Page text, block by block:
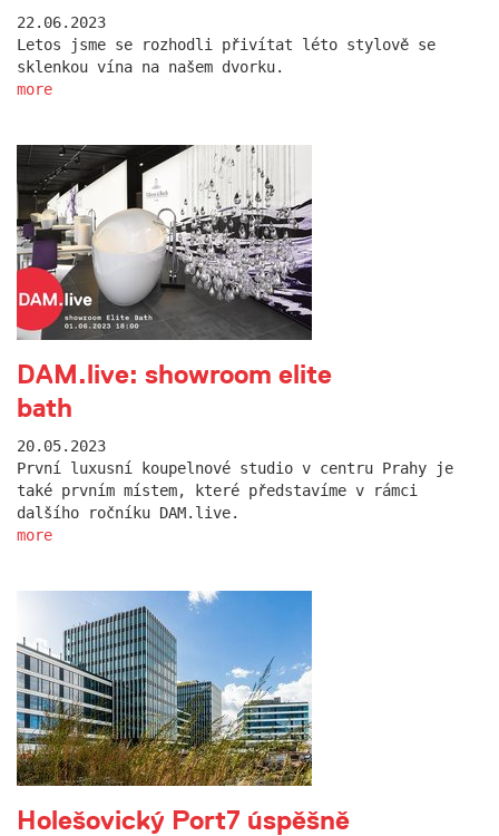
22.06.2023
Letos jsme se rozhodli přivítat léto stylově se
sklenkou vína na našem dvorku.
more
DAM.live: showroom elite
bath
20.05.2023
První luxusní koupelnové studio v centru Prahy je
také prvním místem, které představíme v rámci
dalšího ročníku DAM.live.
more
Holešovický Port7 úspěšně